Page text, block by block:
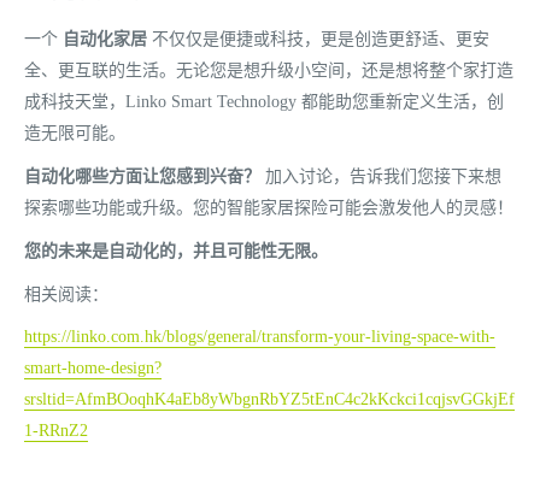
一个 自动化家居 不仅仅是便捷或科技，更是创造更舒适、更安
全、更互联的生活。无论您是想升级小空间，还是想将整个家打造
成科技天堂，Linko Smart Technology 都能助您重新定义生活，创
造无限可能。
自动化哪些方面让您感到兴奋？
加入讨论，告诉我们您接下来想
探索哪些功能或升级。您的智能家居探险可能会激发他人的灵感！
您的未来是自动化的，并且可能性无限。
相关阅读：
https://linko.com.hk/blogs/general/transform-your-living-space-with-
smart-home-design?
srsltid=AfmBOoqhK4aEb8yWbgnRbYZ5tEnC4c2kKckci1cqjsvGGkjEf
1-RRnZ2